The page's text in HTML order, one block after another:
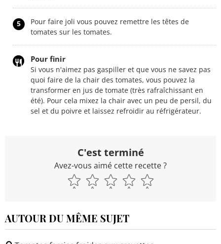
5
Pour faire joli vous pouvez remettre les têtes de
tomates sur les tomates.
Pour finir
Si vous n'aimez pas gaspiller et que vous ne savez pas
quoi faire de la chair des tomates, vous pouvez la
transformer en jus de tomate (très rafraîchissant en
été). Pour cela mixez la chair avec un peu de persil, du
sel et du poivre et laissez refroidir au réfrigérateur.
C'est terminé
Avez-vous aimé cette recette ?
AUTOUR DU MÊME SUJET